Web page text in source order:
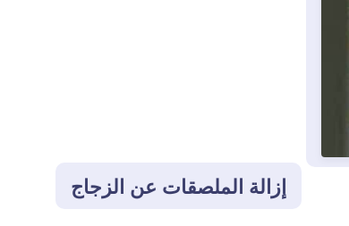
إزالة الملصقات عن الزجاج